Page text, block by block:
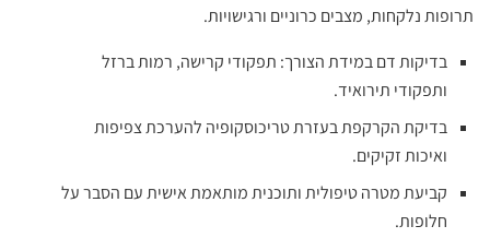
תרופות נלקחות, מצבים כרוניים ורגישויות.
בדיקות דם במידת הצורך: תפקודי קרישה, רמות ברזל
ותפקודי תירואיד.
בדיקת הקרקפת בעזרת טריכוסקופיה להערכת צפיפות
ואיכות זקיקים.
קביעת מטרה טיפולית ותוכנית מותאמת אישית עם הסבר על
חלופות.